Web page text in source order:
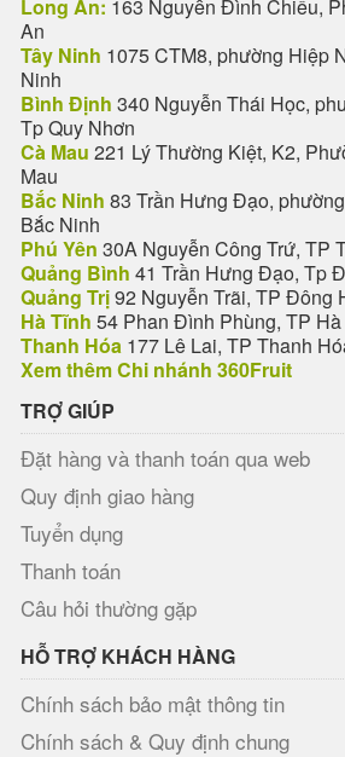
Long An: 163 Nguyễn Đình Chiểu,
An
Tây Ninh 1075 CTM8, phường Hiệp
Ninh
Bình Định 340 Nguyễn Thái Học,
Tp Quy Nhơn
Cà Mau 221 Lý Thường Kiệt, K2,
Mau
Bắc Ninh 83 Trần Hưng Đạo,
Bắc Ninh
Phú Yên 30A Nguyễn Công Trứ, TP
Quảng Bình 41 Trần Hưng Đạo, Tp
Quảng Trị92 Nguyễn Trãi, TP Đông
Hà Tĩnh 54 Phan Đình Phùng, TP
Thanh Hóa 177 Lê Lai, TP Thanh
Xem thêm Chi nhánh 360Fruit
TRỢ GIÚP
Đặt hàng và thanh toán qua web
Quy định giao hàng
Tuyển dụng
Thanh toán
Câu hỏi thường gặp
HỖ TRỢ KHÁCH HÀNG
Chính sách bảo mật thông tin
Chính sách & Quy định chung